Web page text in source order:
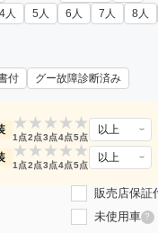
4人 5人 6人 7人 8人
付 グー故障診断済み
★
1点
★
2点
★
3点
★
4点
★
5点
以上
★
1点
★
2点
★
3点
★
4点
★
5点
以上
販売店保証
未使用車 ?